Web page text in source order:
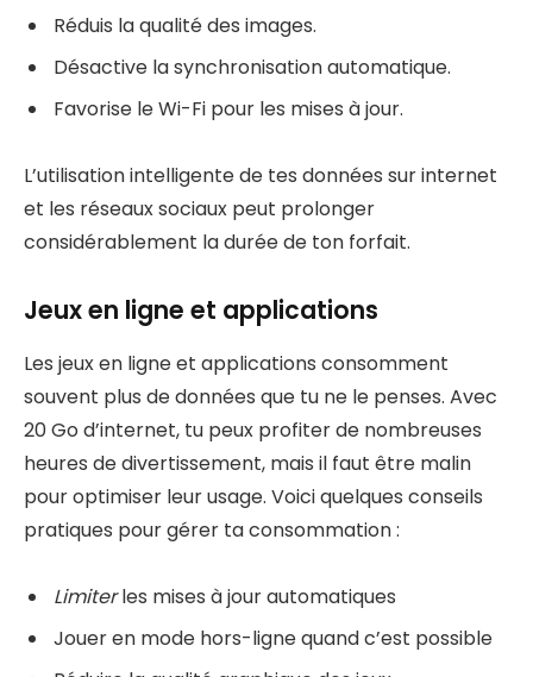
Réduis la qualité des images.
Désactive la synchronisation automatique.
Favorise le Wi-Fi pour les mises à jour.
L’utilisation intelligente de tes données sur internet
et les réseaux sociaux peut prolonger
considérablement la durée de ton forfait.
Jeux en ligne et applications
Les jeux en ligne et applications consomment
souvent plus de données que tu ne le penses. Avec
20 Go d’internet, tu peux profiter de nombreuses
heures de divertissement, mais il faut être malin
pour optimiser leur usage. Voici quelques conseils
pratiques pour gérer ta consommation :
Limiterles mises à jour automatiques
Jouer en mode hors-ligne quand c’est possible